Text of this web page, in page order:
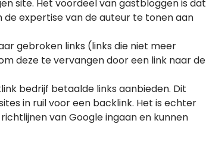
site. Het voordeel van gastbloggen is dat
expertise van de auteur te tonen aan
gebroken links (links die niet meer
deze te vervangen door een link naar de
bedrijf betaalde links aanbieden. Dit
in ruil voor een backlink. Het is echter
van Google ingaan en kunnen